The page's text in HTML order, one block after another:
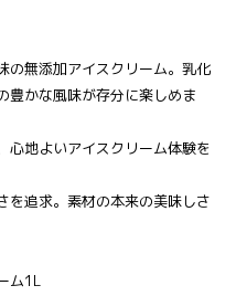
の無添加アイスクリーム。乳化
豊かな風味が存分に楽しめま
心地よいアイスクリーム体験を
を追求。素材の本来の美味しさ
ム1L